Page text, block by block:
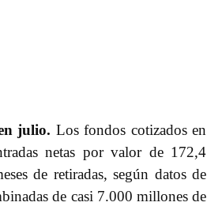
julio. Los fondos cotizados en
netas por valor de 172,4
de retiradas, según datos de
de casi 7.000 millones de